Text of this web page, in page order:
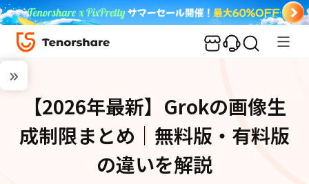
【2026年最新】Grokの画像生
成制限まとめ｜無料版・有料版
の違いを解説